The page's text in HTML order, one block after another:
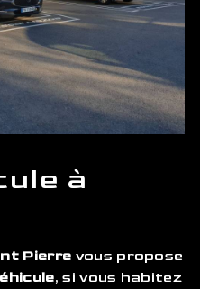
à
Pierre vous propose
, si vous habitez